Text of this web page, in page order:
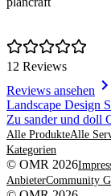
12 Reviews
Reviews ansehen
Item
1
of
4
Landscape Design
Zu sander und doll
Alle ProdukteAlle
Kategorien
© OMR 2026
AnbieterCommunity